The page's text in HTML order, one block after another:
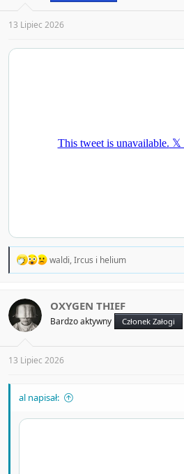
13 Lipiec 2026
R
t
o
s
:
waldi,Ircus i helium
OXYGEN THIEF
Bardzo aktywny Członek Załogi
13 Lipiec 2026
al napisał: